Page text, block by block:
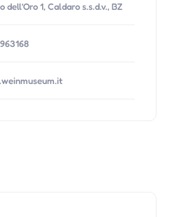
dell’Oro 1, Caldaro s.s.d.v., BZ